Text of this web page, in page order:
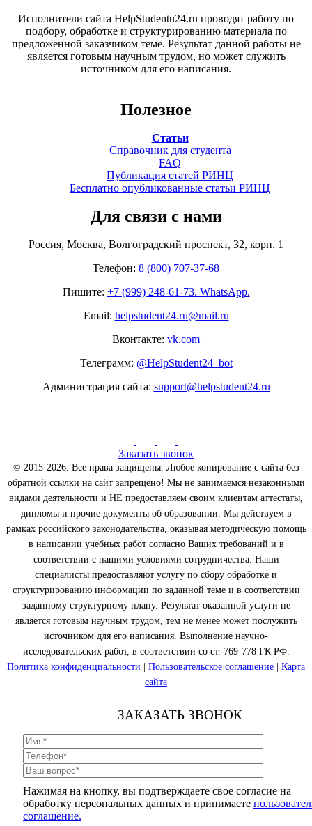
Исполнители сайта HelpStudentu24.ru проводят работу по
подбору, обработке и структурированию материала по
предложенной заказчиком теме. Результат данной работы не
является готовым научным трудом, но может служить
источником для его написания.
Полезное
Статьи
Справочник для студента
FAQ
Публикация статей РИНЦ
Бесплатно опубликованные статьи РИНЦ
Для связи с нами
Россия, Москва, Волгоградский проспект, 32, корп. 1
Телефон: 8 (800) 707-37-68
Пишите: +7 (999) 248-61-73. WhatsApp.
Email: helpstudent24.ru@mail.ru
Вконтакте: vk.com
Телеграмм: @HelpStudent24_bot
Администрация сайта: support@helpstudent24.ru
Заказать звонок
© 2015-2026. Все права защищены. Любое копирование с сайта без
обратной ссылки на сайт запрещено! Мы не занимаемся незаконными
видами деятельности и НЕ предоставляем своим клиентам аттестаты,
дипломы и прочие документы об образовании. Мы действуем в
рамках российского законодательства, оказывая методическую помощь
в написании учебных работ согласно Ваших требований и в
соответствии с нашими условиями сотрудничества. Наши
специалисты предоставляют услугу по сбору обработке и
структурированию информации по заданной теме и в соответствии
заданному структурному плану. Результат оказанной услуги не
является готовым научным трудом, тем не менее может послужить
источником для его написания. Выполнение научно-
исследовательских работ, в соответствии со ст. 769-778 ГК РФ.
Политика конфиденциальности
Пользовательское соглашение
Карта
сайта
ЗАКАЗАТЬ ЗВОНОК
Нажимая на кнопку, вы подтверждаете свое согласие на
обработку персональных данных и принимаете
соглашение.